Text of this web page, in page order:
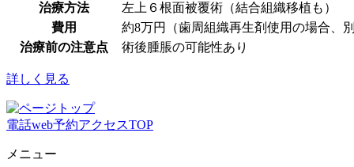
治療方法
左上６根面被覆術（結合組織移植も）
費用
約8万円（歯周組織再生剤使用の場合、
治療前の注意点
術後腫脹の可能性あり
詳しく見る
電話web予約アクセスTOP
メニュー